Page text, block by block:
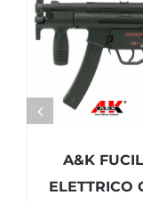
A&K
ELETTRICO